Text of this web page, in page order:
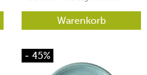
Warenkorb
- 45%